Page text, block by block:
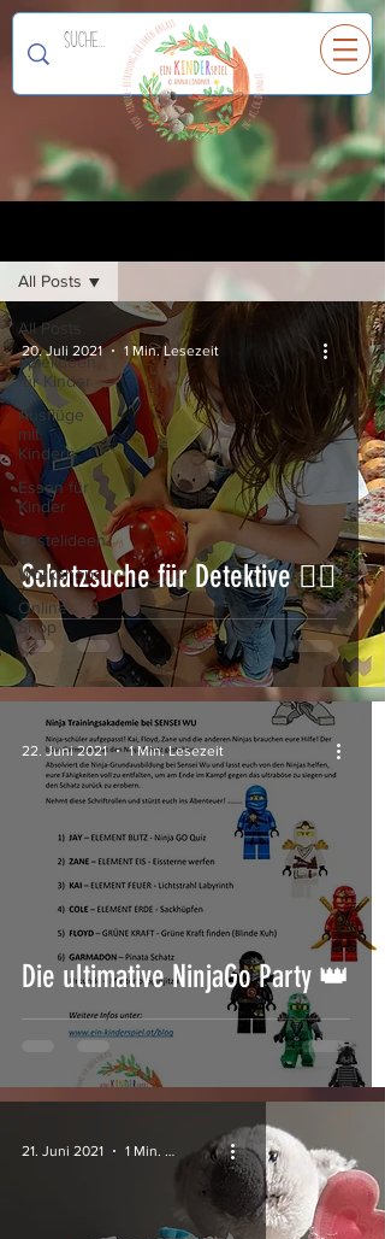
EinKINDERspiel
All Posts
Spielideen
für Kinder
Ausflüge
mit
Kindern
Essen für
Kinder
Bastelideen
Workshops
Online
Shop
All Posts
Schatzsuche für Detektive 🕵️‍♂️
20. Juli 2021 1 Min. Lesezeit
Die ultimative NinjaGo Party 👑
22. Juni 2021 1 Min. Lesezeit
21. Juni 2021 1 Min. Lesezeit